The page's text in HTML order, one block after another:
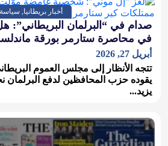
أخبار بريطانيا,
صدام في “البرلمان البريطاني”:
في محاصرة ستارمر بورقة
أبريل 27, 2026
تتجه الأنظار إلى مجلس العموم
يقوده حزب المحافظين لدفع البرلمان
يزيد...